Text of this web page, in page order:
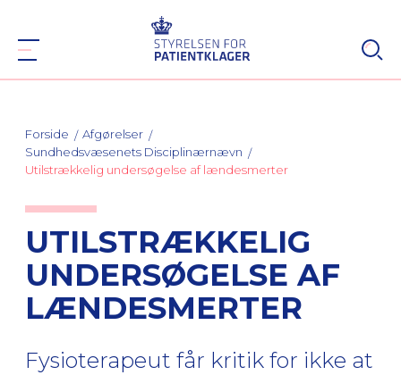
Forside
Afgørelser
Sundhedsvæsenets Disciplinærnævn
Utilstrækkelig undersøgelse af lændesmerter
UTILSTRÆKKELIG
UNDERSØGELSE AF
LÆNDESMERTER
Fysioterapeut får kritik for ikke at